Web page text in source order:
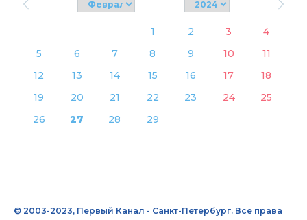
1 2 3
4
5
6 7 8 9 10
11
12
13 14 15 16 17
18
19
20 21 22 23 24
25
26
27 28 29
© 2003-2023, Первый Канал - Санкт-Петербург. Все права